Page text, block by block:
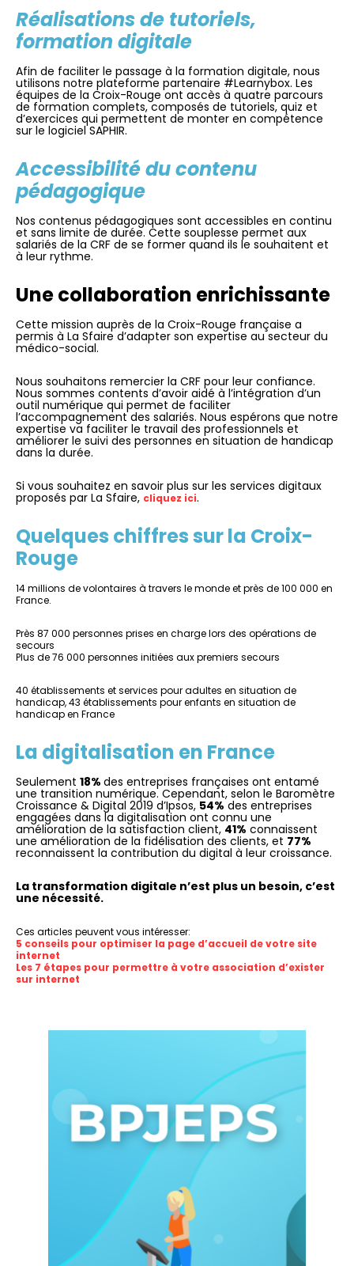
Réalisations de tutoriels,
formation digitale
Afin de faciliter le passage à la formation digitale, nous
utilisons notre plateforme partenaire #Learnybox. Les
équipes de la Croix-Rouge ont accès à quatre parcours
de formation complets, composés de tutoriels, quiz et
d’exercices qui permettent de monter en compétence
sur le logiciel SAPHIR.
Accessibilité du contenu
pédagogique
Nos contenus pédagogiques sont accessibles en continu
et sans limite de durée. Cette souplesse permet aux
salariés de la CRF de se former quand ils le souhaitent et
à leur rythme.
Une collaboration enrichissante
Cette mission auprès de la Croix-Rouge française a
permis à La Sfaire d’adapter son expertise au secteur du
médico-social.
Nous souhaitons remercier la CRF pour leur confiance.
Nous sommes contents d’avoir aidé à l’intégration d’un
outil numérique qui permet de faciliter
l’accompagnement des salariés. Nous espérons que notre
expertise va faciliter le travail des professionnels et
améliorer le suivi des personnes en situation de handicap
dans la durée.
Si vous souhaitez en savoir plus sur les services digitaux
proposés par La Sfaire, cliquez ici.
Quelques chiffres sur la Croix-
Rouge
14 millions de volontaires à travers le monde et près de 100 000 en
France.
Près 87 000 personnes prises en charge lors des opérations de
secours
Plus de 76 000 personnes initiées aux premiers secours
40 établissements et services pour adultes en situation de
handicap, 43 établissements pour enfants en situation de
handicap en France
La digitalisation en France
Seulement 18% des entreprises françaises ont entamé
une transition numérique. Cependant, selon le Baromètre
Croissance & Digital 2019 d’Ipsos, 54% des entreprises
engagées dans la digitalisation ont connu une
amélioration de la satisfaction client, 41% connaissent
une amélioration de la fidélisation des clients, et 77%
reconnaissent la contribution du digital à leur croissance.
La transformation digitale n’est plus un besoin, c’est
une nécessité.
Ces articles peuvent vous intéresser:
5 conseils pour optimiser la page d’accueil de votre site
internet
Les 7 étapes pour permettre à votre association d’exister
sur internet